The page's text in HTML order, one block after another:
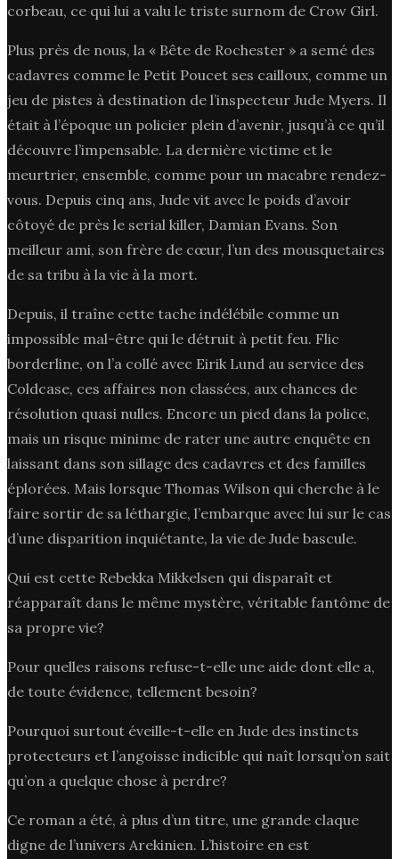
corbeau, ce qui lui a valu le triste surnom de Crow Girl.
Plus près de nous, la « Bête de Rochester » a semé des
cadavres comme le Petit Poucet ses cailloux, comme un
jeu de pistes à destination de l’inspecteur Jude Myers. Il
était à l’époque un policier plein d’avenir, jusqu’à ce qu’il
découvre l’impensable. La dernière victime et le
meurtrier, ensemble, comme pour un macabre rendez-
vous. Depuis cinq ans, Jude vit avec le poids d’avoir
côtoyé de près le serial killer, Damian Evans. Son
meilleur ami, son frère de cœur, l’un des mousquetaires
de sa tribu à la vie à la mort.
Depuis, il traîne cette tache indélébile comme un
impossible mal-être qui le détruit à petit feu. Flic
borderline, on l’a collé avec Eirik Lund au service des
Coldcase, ces affaires non classées, aux chances de
résolution quasi nulles. Encore un pied dans la police,
mais un risque minime de rater une autre enquête en
laissant dans son sillage des cadavres et des familles
éplorées. Mais lorsque Thomas Wilson qui cherche à le
faire sortir de sa léthargie, l’embarque avec lui sur le cas
d’une disparition inquiétante, la vie de Jude bascule.
Qui est cette Rebekka Mikkelsen qui disparaît et
réapparaît dans le même mystère, véritable fantôme de
sa propre vie?
Pour quelles raisons refuse-t-elle une aide dont elle a,
de toute évidence, tellement besoin?
Pourquoi surtout éveille-t-elle en Jude des instincts
protecteurs et l’angoisse indicible qui naît lorsqu’on sait
qu’on a quelque chose à perdre?
Ce roman a été, à plus d’un titre, une grande claque
digne de l’univers Arekinien. L’histoire en est